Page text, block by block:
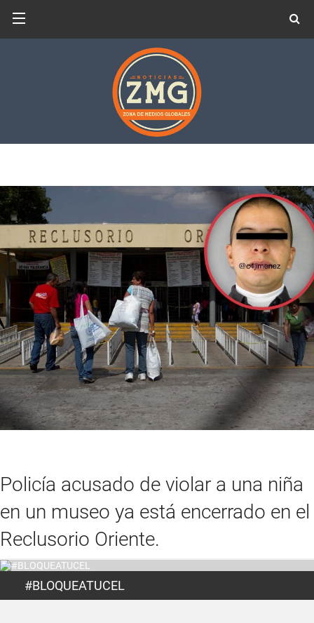
Policía acusado de violar a una niña
en un museo ya está encerrado en el
Reclusorio Oriente.
#BLOQUEATUCEL